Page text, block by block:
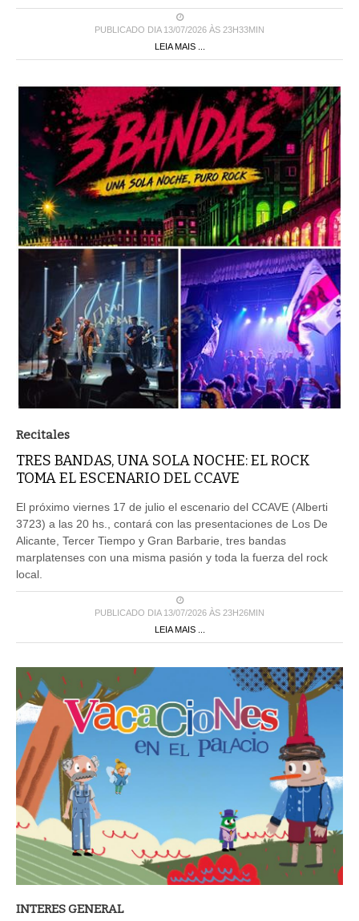
PUBLICADO DIA 13/07/2026 ÀS 23H33MIN
LEIA MAIS ...
Recitales
TRES BANDAS, UNA SOLA NOCHE: EL ROCK
TOMA EL ESCENARIO DEL CCAVE
El próximo viernes 17 de julio el escenario del CCAVE (Alberti
3723) a las 20 hs., contará con las presentaciones de Los De
Alicante, Tercer Tiempo y Gran Barbarie, tres bandas
marplatenses con una misma pasión y toda la fuerza del rock
local.
PUBLICADO DIA 13/07/2026 ÀS 23H26MIN
LEIA MAIS ...
INTERES GENERAL